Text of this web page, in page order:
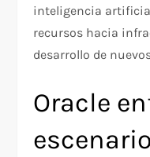
inteligencia
recursos hacia
desarrollo de
Oracle